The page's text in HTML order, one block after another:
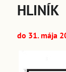
HLINÍK
do 31. mája